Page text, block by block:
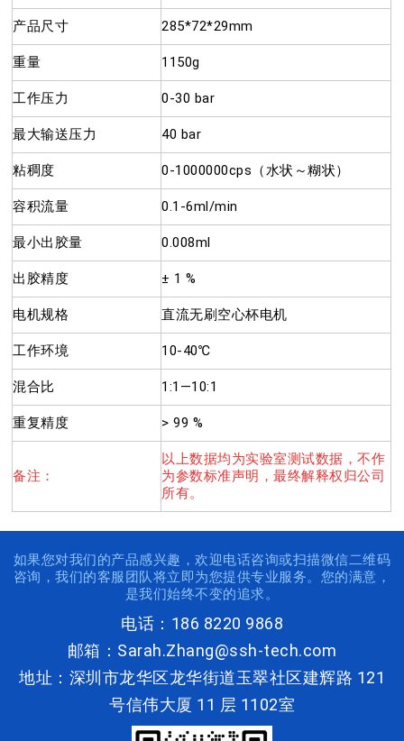
产品尺寸 285*72*29mm
重量 1150g
工作压力 0-30 bar
最大输送压力 40 bar
粘稠度 0-1000000cps（水状～糊状）
容积流量 0.1-6ml/min
最小出胶量 0.008ml
出胶精度 ± 1 %
电机规格 直流无刷空心杯电机
工作环境 10-40℃
混合比 1:1—10:1
重复精度 > 99 %
备注：
以上数据均为实验室测试数据，不作
为参数标准声明，最终解释权归公司
所有。
如果您对我们的产品感兴趣，欢迎电话咨询或扫描微信二维码
咨询，我们的客服团队将立即为您提供专业服务。您的满意，
是我们始终不变的追求。
电话：186 8220 9868
邮箱：Sarah.Zhang@ssh-tech.com
地址：深圳市龙华区龙华街道玉翠社区建辉路 121
号信伟大厦 11 层 1102室